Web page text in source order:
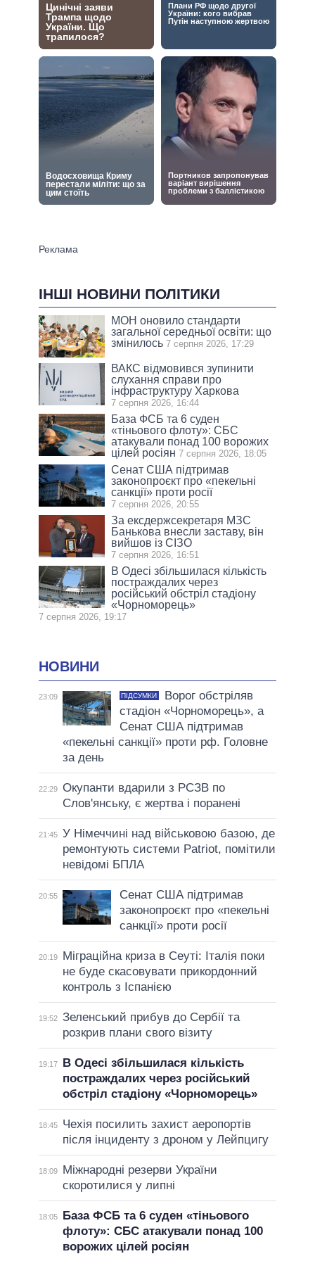
ІНШІ НОВИНИ ПОЛІТИКИ
МОН оновило стандарти
загальної середньої освіти: що
змінилось 7 серпня 2026, 17:29
ВАКС відмовився зупинити
слухання справи про
інфраструктуру Харкова
7 серпня 2026, 16:44
База ФСБ та 6 суден
«тіньового флоту»: СБС
атакували понад 100 ворожих
цілей росіян 7 серпня 2026, 18:05
Сенат США підтримав
законопроєкт про «пекельні
санкції» проти росії
7 серпня 2026, 20:55
За ексдержсекретаря МЗС
Банькова внесли заставу, він
вийшов із СІЗО
7 серпня 2026, 16:51
В Одесі збільшилася кількість
постраждалих через
російський обстріл стадіону
«Чорноморець»
7 серпня 2026, 19:17
НОВИНИ
23:09 ПІДСУМКИ
Ворог обстріляв
стадіон «Чорноморець», а
Сенат США підтримав
«пекельні санкції» проти рф. Головне
за день
22:29 Окупанти вдарили з РСЗВ по
Слов'янську, є жертва і поранені
21:45 У Німеччині над військовою базою, де
ремонтують системи Patriot, помітили
невідомі БПЛА
20:55
Сенат США підтримав
законопроєкт про «пекельні
санкції» проти росії
20:19
Міграційна криза в Сеуті: Італія поки
не буде скасовувати прикордонний
контроль з Іспанією
19:52 Зеленський прибув до Сербії та
розкрив плани свого візиту
19:17
В Одесі збільшилася кількість
постраждалих через російський
обстріл стадіону «Чорноморець»
18:45
Чехія посилить захист аеропортів
після інциденту з дроном у Лейпцигу
18:09
Міжнародні резерви України
скоротилися у липні
18:05
База ФСБ та 6 суден «тіньового
флоту»: СБС атакували понад 100
ворожих цілей росіян